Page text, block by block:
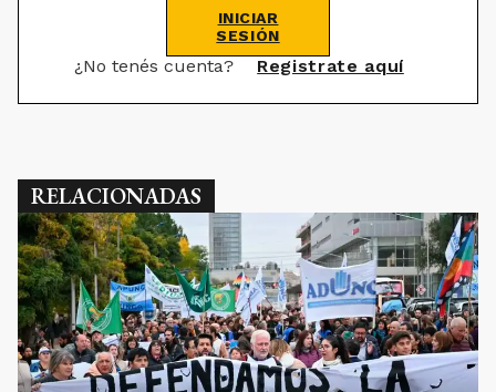
INICIAR
SESIÓN
¿No tenés cuenta? Registrate aquí
RELACIONADAS